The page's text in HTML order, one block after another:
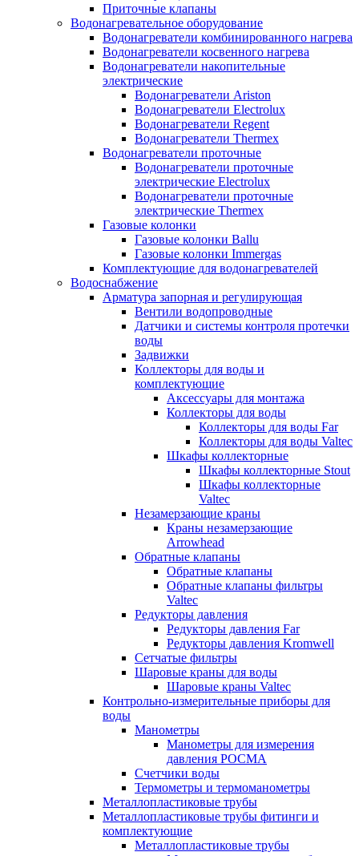
Приточные клапаны
Водонагревательное оборудование
Водонагреватели комбинированного нагрева
Водонагреватели косвенного нагрева
Водонагреватели накопительные
электрические
Водонагреватели Ariston
Водонагреватели Electrolux
Водонагреватели Regent
Водонагреватели Thermex
Водонагреватели проточные
Водонагреватели проточные
электрические Electrolux
Водонагреватели проточные
электрические Thermex
Газовые колонки
Газовые колонки Ballu
Газовые колонки Immergas
Комплектующие для водонагревателей
Водоснабжение
Арматура запорная и регулирующая
Вентили водопроводные
Датчики и системы контроля протечки
воды
Задвижки
Коллекторы для воды и
комплектующие
Аксессуары для монтажа
Коллекторы для воды
Коллекторы для воды Far
Коллекторы для воды Valtec
Шкафы коллекторные
Шкафы коллекторные Stout
Шкафы коллекторные
Valtec
Незамерзающие краны
Краны незамерзающие
Arrowhead
Обратные клапаны
Обратные клапаны
Обратные клапаны фильтры
Valtec
Редукторы давления
Редукторы давления Far
Редукторы давления Kromwell
Сетчатые фильтры
Шаровые краны для воды
Шаровые краны Valtec
Контрольно-измерительные приборы для
воды
Манометры
Манометры для измерения
давления РОСМА
Счетчики воды
Термометры и термоманометры
Металлопластиковые трубы
Металлопластиковые трубы фитинги и
комплектующие
Металлопластиковые трубы